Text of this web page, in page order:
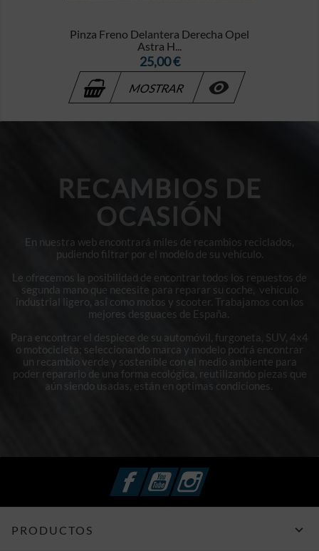
Pinza Freno Delantera Derecha Opel
Astra H...
Precio
25,00 €
MOSTRAR 
RECAMBIOS DE
OCASIÓN
En nuestra web encontrará miles de recambios reciclados,
pudiendo filtrar por el modelo de su vehículo.
Le ofrecemos la posibilidad de encontrar todos los repuestos de
segunda mano que necesite para reparar su coche, vehículo
industrial ligero, así como motos y scooter. Trabajamos con los
mejores desguaces de España.
Para encontrar el despiece de su automóvil, furgoneta, SUV, 4x4
o motocicleta; seleccionando marca y modelo podrá encontrar
un recambio verde y sostenible con el medio ambiente para
poder repararlo de una forma ecológica, reutilizando piezas que
aún siendo usadas, están en optimas condiciones.
FacebookYouTubeInstagram
PRODUCTOS 